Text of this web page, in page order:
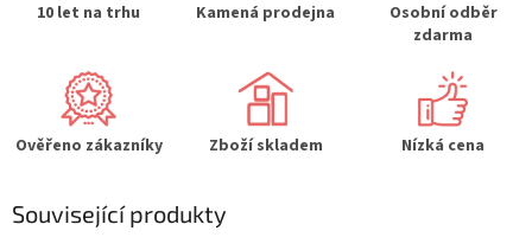
10 let na trhu Kamená prodejna
Osobní odběr
zdarma
Ověřeno zákazníky Zboží skladem Nízká cena
Související produkty